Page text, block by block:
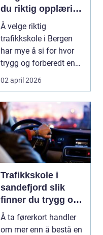
du riktig opplæring
til førerkortet
Å velge riktig
trafikkskole i Bergen
har mye å si for hvor
trygg og forberedt en
elev føler seg når ...
02 april 2026
Trafikkskole i
sandefjord slik
finner du trygg og
effektiv opplæring
Å ta førerkort handler
om mer enn å bestå en